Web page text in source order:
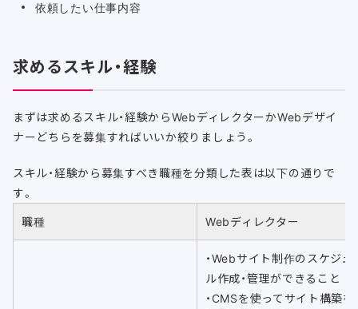
依頼したい仕事内容
求めるスキル・経験
まずは求めるスキル・経験からWebディレクターかWebデザイ
ナーどちらを募集すればいいか絞りましょう。
スキル・経験から募集すべき職種を分類した表は以下の通りで
す。
職種
Webディレクター
・Webサイト制作のスケジュ
ル作成・管理ができること
・CMSを使ってサイト構築を